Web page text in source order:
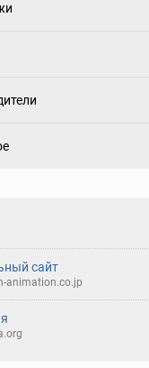
сайт
animation.co.jp